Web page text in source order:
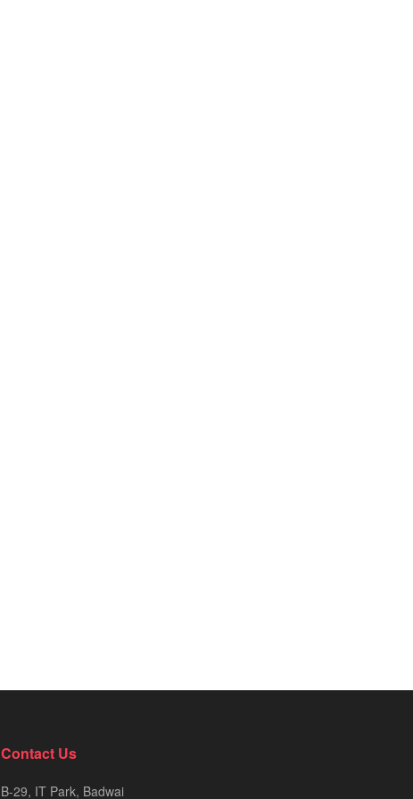
Contact Us
B-29, IT Park, Badwai